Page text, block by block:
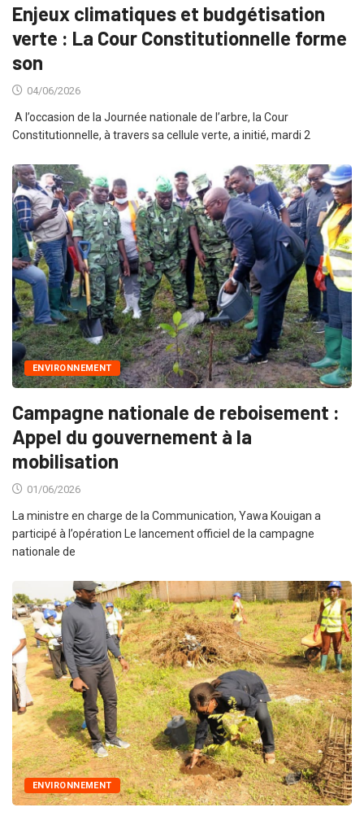
Enjeux climatiques et budgétisation
verte : La Cour Constitutionnelle forme
son
04/06/2026
A l’occasion de la Journée nationale de l’arbre, la Cour
Constitutionnelle, à travers sa cellule verte, a initié, mardi 2
ENVIRONNEMENT
Campagne nationale de reboisement :
Appel du gouvernement à la
mobilisation
01/06/2026
La ministre en charge de la Communication, Yawa Kouigan a
participé à l’opération Le lancement officiel de la campagne
nationale de
ENVIRONNEMENT